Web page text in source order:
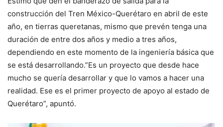
construcción del Tren México-Querétaro en abril de este
año, en tierras queretanas, mismo que prevén tenga una
duración de entre dos años y medio a tres años,
dependiendo en este momento de la ingeniería básica que
se está desarrollando.”Es un proyecto que desde hace
mucho se quería desarrollar y que lo vamos a hacer una
realidad. Ese es el primer proyecto de apoyo al estado de
Querétaro”, apuntó.